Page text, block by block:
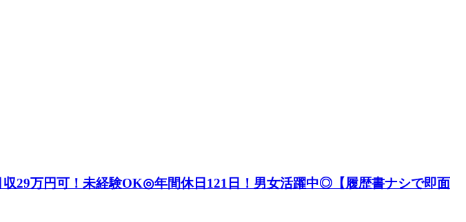
29万円可！未経験OK◎年間休日121日！男女活躍中◎【履歴書ナシで即面